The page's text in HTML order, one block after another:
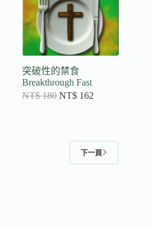
突破性的禁食
Breakthrough Fast
NT$180 NT$ 162
下一頁